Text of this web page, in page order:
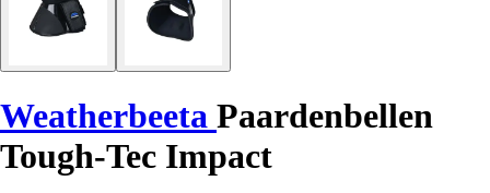
Weatherbeeta Paardenbellen
Tough-Tec Impact